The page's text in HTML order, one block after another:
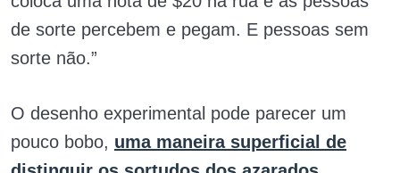
de sorte percebem e pegam. E pessoas sem
sorte não.”
O desenho experimental pode parecer um
pouco bobo, uma maneira superficial de